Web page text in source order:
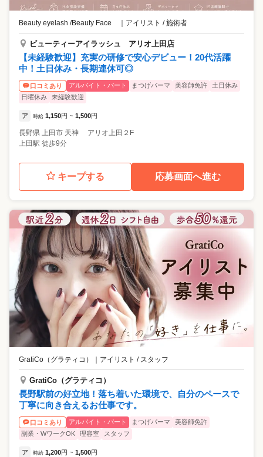
Beauty eyelash /Beauty Face ｜ アイリスト / 施術者
ビューティーアイラッシュ アリオ上田店
【未経験歓迎】充実の研修で安心デビュー！20代活躍
中！土日休み・長期連休可◎
口コミあり アルバイト・パート まつげパーマ 美容師免許
土日休み
日曜休み
未経験歓迎
ア 時給 1,150円 ~ 1,500円
長野県 上田市 天神 アリオ上田２F
上田駅 徒歩9分
キープする 応募画面へ進む
GratiCo（グラティコ） ｜ アイリスト / スタッフ
GratiCo（グラティコ）
長野駅前の好立地！落ち着いた環境で、自分のペースで
丁寧に向き合えるお仕事です。
口コミあり アルバイト・パート まつげパーマ
美容師免許
副業・WワークOK
理容室 スタッフ
ア 時給 1,200円 ~ 1,500円